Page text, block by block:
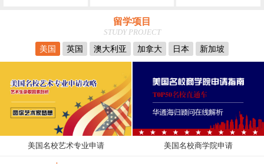
留学项目
STUDY PROJECT
美国
英国 澳大利亚 加拿大 日本 新加坡
美国名校艺术专业申请 美国名校商学院申请